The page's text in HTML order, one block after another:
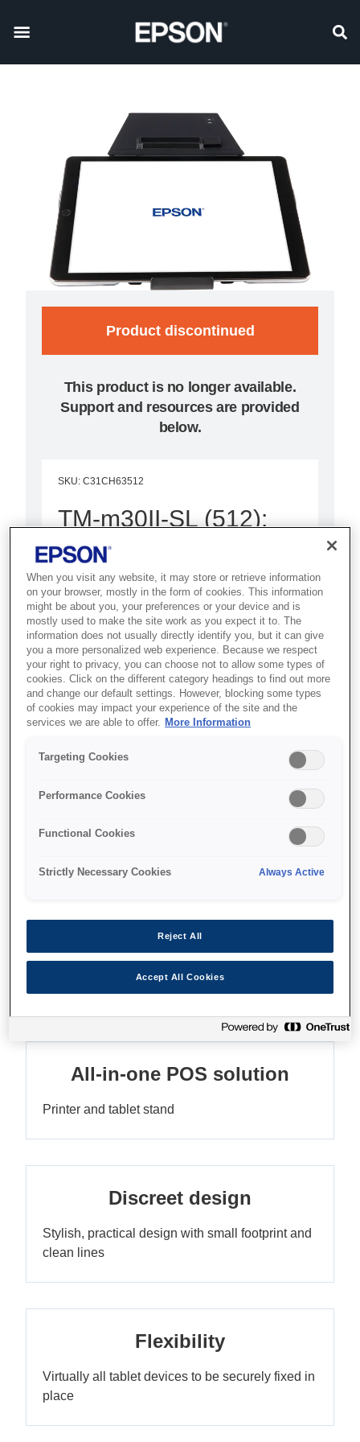
Product discontinued
This product is no longer available.
Support and resources are provided
below.
SKU: C31CH63512
TM-m30II-SL (512):
USB + Ethernet + BT
+ NES + Lightning +
SD
Best for modern POS
environments that need a
compact, connected receipt
printer with smart device support.
All-in-one
All-in-one POS solution
Printer and tablet stand
Discreet design
Stylish, practical design with small footprint and
clean lines
Flexibility
Virtually all tablet devices to be securely fixed in
place
When you visit any website, it may store or retrieve information
on your browser, mostly in the form of cookies. This information
might be about you, your preferences or your device and is
mostly used to make the site work as you expect it to. The
information does not usually directly identify you, but it can give
you a more personalized web experience. Because we respect
your right to privacy, you can choose not to allow some types of
cookies. Click on the different category headings to find out more
and change our default settings. However, blocking some types
of cookies may impact your experience of the site and the
services we are able to offer. More Information
Targeting Cookies
Performance Cookies
Functional Cookies
Strictly Necessary Cookies Always Active
Reject All
Accept All Cookies